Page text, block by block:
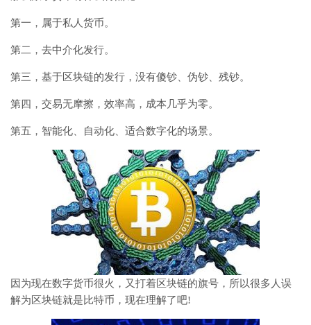
第一，属于私人货币。
第二，去中介化发行。
第三，基于区块链的发行，没有傻钞、伪钞、残钞。
第四，交易无摩擦，效率高，成本几乎为零。
第五，智能化、自动化、适合数字化的场景。
因为现在数字货币很火，又打着区块链的旗号，所以很多人误
解为区块链就是比特币，现在理解了吧!